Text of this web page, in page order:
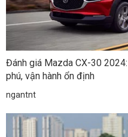
Đánh giá Mazda CX-30
phú, vận hành ổn định
ngantnt